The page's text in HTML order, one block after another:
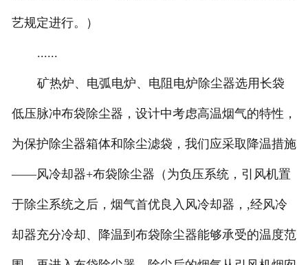
艺规定进行。）
......
矿热炉、电弧电炉、电阻电炉除尘器选用长袋
低压脉冲布袋除尘器，设计中考虑高温烟气的特性，
为保护除尘器箱体和除尘滤袋，我们应采取降温措施
——风冷却器+布袋除尘器（为负压系统，引风机置
于除尘系统之后，烟气首优良入风冷却器，,经风冷
却器充分冷却、降温到布袋除尘器能够承受的温度范